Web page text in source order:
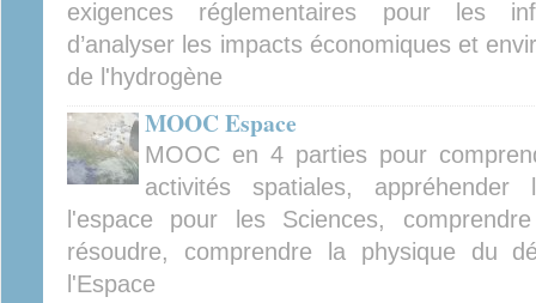
exigences réglementaires pour les
d’analyser les impacts économiques et
de l'hydrogène
MOOC Espace
MOOC en 4 parties pour
activités spatiales,
l'espace pour les Sciences,
résoudre, comprendre la physique du
l'Espace